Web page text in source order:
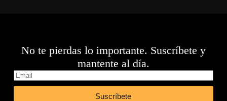
No te pierdas lo importante. Suscríbete y
mantente al día.
Suscríbete